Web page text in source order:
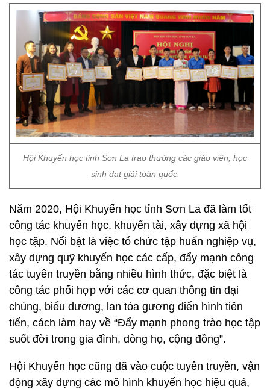
Hội Khuyến học tỉnh Sơn La trao thưởng các giáo viên, học
sinh đạt giải toàn quốc.
Năm 2020, Hội Khuyến học tỉnh Sơn La đã làm tốt
công tác khuyến học, khuyến tài, xây dựng xã hội
học tập. Nổi bật là việc tổ chức tập huấn nghiệp vụ,
xây dựng quỹ khuyến học các cấp, đẩy mạnh công
tác tuyên truyền bằng nhiều hình thức, đặc biệt là
công tác phối hợp với các cơ quan thông tin đại
chúng, biểu dương, lan tỏa gương điển hình tiên
tiến, cách làm hay về “Đẩy mạnh phong trào học tập
suốt đời trong gia đình, dòng họ, cộng đồng”.
Hội Khuyến học cũng đã vào cuộc tuyên truyền, vận
động xây dựng các mô hình khuyến học hiệu quả,